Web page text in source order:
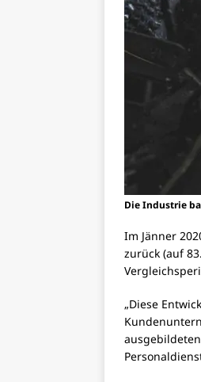
Die Industrie
Im Jänner
zurück (auf
„Diese